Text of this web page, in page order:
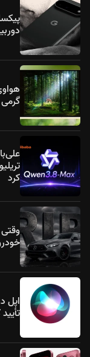
کرد
خودرو با ۲۷